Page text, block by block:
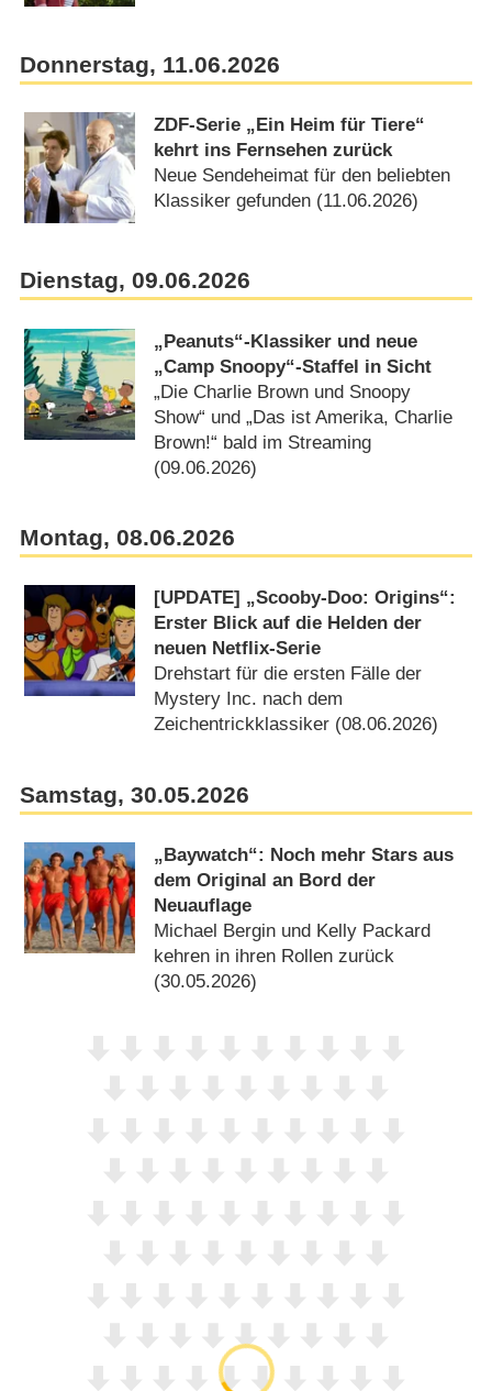
Donnerstag, 11.06.2026
ZDF-Serie „Ein Heim für Tiere“
kehrt ins Fernsehen zurück
Neue Sendeheimat für den beliebten
Klassiker gefunden (11.06.2026)
Dienstag, 09.06.2026
„Peanuts“-Klassiker und neue
„Camp Snoopy“-Staffel in Sicht
„Die Charlie Brown und Snoopy
Show“ und „Das ist Amerika, Charlie
Brown!“ bald im Streaming
(09.06.2026)
Montag, 08.06.2026
[UPDATE] „Scooby-Doo: Origins“:
Erster Blick auf die Helden der
neuen Netflix-Serie
Drehstart für die ersten Fälle der
Mystery Inc. nach dem
Zeichentrickklassiker (08.06.2026)
Samstag, 30.05.2026
„Baywatch“: Noch mehr Stars aus
dem Original an Bord der
Neuauflage
Michael Bergin und Kelly Packard
kehren in ihren Rollen zurück
(30.05.2026)